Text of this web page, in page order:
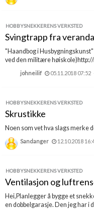
HOBBYSNEKKERENS VERKSTED
Svingtrapp fra
"Haandbog i
ved den militære
johneilif 05.11.2018 07:52
HOBBYSNEKKERENS VERKSTED
Skrustikke
Noen som vet hva slags merke
Sandanger 12.10.2018
HOBBYSNEKKERENS VERKSTED
Ventilasjon og
Hei,Planlegger å bygge et
en dobbelgarasje. Den jeg har i